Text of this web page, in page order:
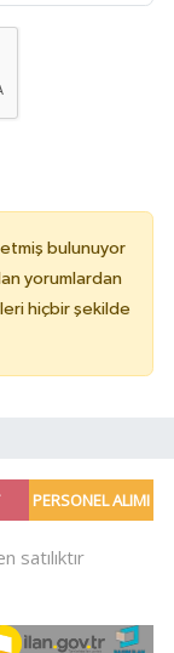
bulunuyor
yorumlardan
hiçbir şekilde